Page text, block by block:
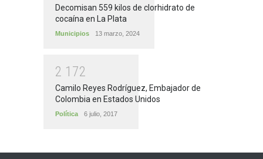
Decomisan 559 kilos de clorhidrato de
cocaína en La Plata
Municipios 13 marzo, 2024
2 1 72
Camilo Reyes Rodríguez, Embajador de
Colombia en Estados Unidos
Política 6 julio, 2017